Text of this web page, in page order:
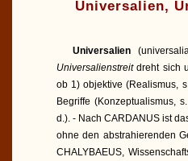
Universalien,
Universalien
Universalienstreitdreht sich
ob 1) objektive (Realismus,
Begriffe (Konzeptualismus,
d.). - Nach CARDANUS ist
ohne den abstrahierenden
CHALYBAEUS,